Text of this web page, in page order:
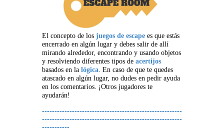
El concepto de los juegos de escape es que estás
encerrado en algún lugar y debes salir de allí
mirando alrededor, encontrando y usando objetos
y resolviendo diferentes tipos de acertijos
basados en la lógica. En caso de que te quedes
atascado en algún lugar, no dudes en pedir ayuda
en los comentarios. ¡Otros jugadores te
ayudarán!
--------------------------------------------------------
--------------------------------------------------------
-----------